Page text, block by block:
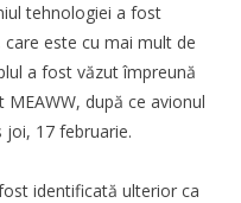
tehnologiei a fost
este cu mai mult de
a fost văzut împreună
MEAWW, după ce avionul
joi, 17 februarie.
identificată ulterior ca